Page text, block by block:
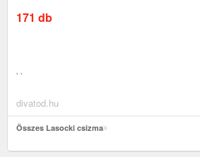
171 db
' '
divatod.hu
Összes Lasocki csizma